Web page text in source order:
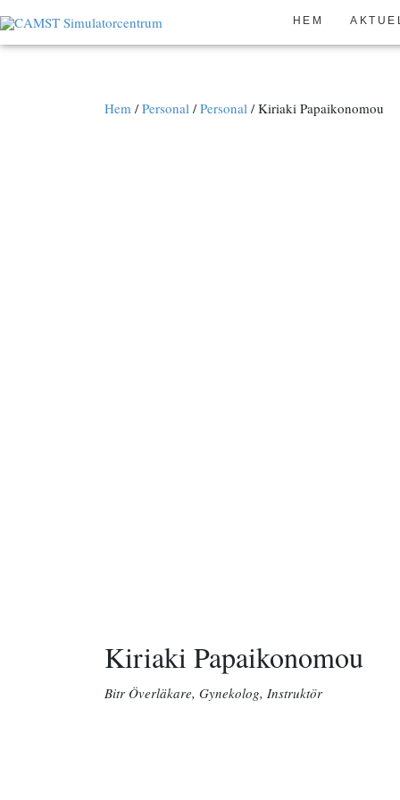
till
innehåll
HEM
Hem /Personal /Personal /Kiriaki Papaikonomou
Kiriaki Papaikonomou
Bitr Överläkare, Gynekolog, Instruktör